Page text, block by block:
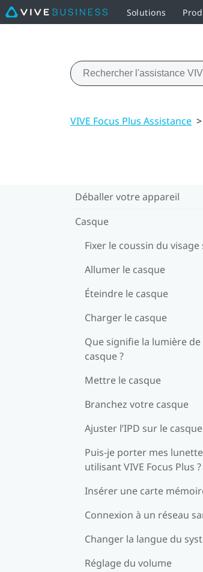
Solutions
VIVE Focus Plus Assistance >
Déballer votre appareil
Casque
Fixer le coussin du
Allumer le casque
Éteindre le casque
Charger le casque
Que signifie la lumière
casque ?
Mettre le casque
Branchez votre casque
Ajuster l’IPD sur le casque
Puis-je porter mes
utilisant VIVE Focus Plus ?
Insérer une carte
Connexion à un réseau
Changer la langue du
Réglage du volume